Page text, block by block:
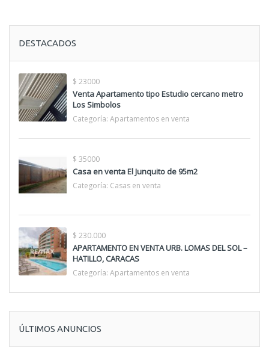
DESTACADOS
$ 23000
Venta Apartamento tipo Estudio cercano metro
Los Simbolos
Categoría: Apartamentos en venta
$ 35000
Casa en venta El Junquito de 95m2
Categoría: Casas en venta
$ 230.000
APARTAMENTO EN VENTA URB. LOMAS DEL SOL –
HATILLO, CARACAS
Categoría: Apartamentos en venta
ÚLTIMOS ANUNCIOS